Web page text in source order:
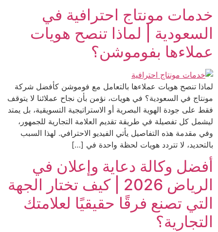
مونتاج احترافية في
| لماذا تنصح هويات
بفوموشن؟
تنصح هويات عملاءها بالتعامل مع فوموشن كأفضل شركة
في السعودية؟ في هويات، نؤمن بأن نجاح عملائنا لا يتوقف
على جودة الهوية البصرية أو الاستراتيجية التسويقية، بل يمتد
كل تفصيلة في طريقة تقديم العلامة التجارية للجمهور،
مقدمة هذه التفاصيل يأتي الفيديو الاحترافي. لهذا السبب
لا تتردد هويات لحظة واحدة في […]
وكالة دعاية وإعلان في
الرياض 2026 | كيف تختار الجهة
تصنع فرقًا حقيقيًا لعلامتك